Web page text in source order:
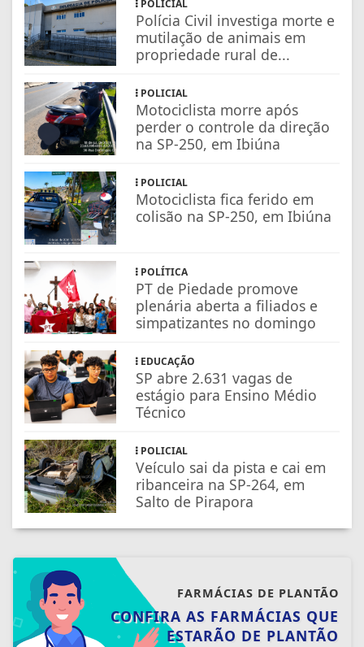
POLICIAL
Polícia Civil investiga morte e
mutilação de animais em
propriedade rural de...
POLICIAL
Motociclista morre após
perder o controle da direção
na SP-250, em Ibiúna
POLICIAL
Motociclista fica ferido em
colisão na SP-250, em Ibiúna
POLÍTICA
PT de Piedade promove
plenária aberta a filiados e
simpatizantes no domingo
EDUCAÇÃO
SP abre 2.631 vagas de
estágio para Ensino Médio
Técnico
POLICIAL
Veículo sai da pista e cai em
ribanceira na SP-264, em
Salto de Pirapora
FARMÁCIAS DE PLANTÃO
CONFIRA AS FARMÁCIAS QUE
ESTARÃO DE PLANTÃO